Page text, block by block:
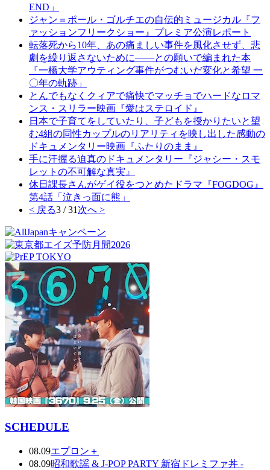
END」
ジャン＝ポール・ゴルチエの自伝的ミュージカル『フ
ァッションフリークショー』プレミア公演レポート
転落死から10年、あの痛ましい事件を風化させず、悲
劇を繰り返さないために――との願いで編まれた本
『一橋大学アウティング事件がつむいだ変化と希望 一
〇年の軌跡」
とんでもなくクィアで痛快でマッチョでハードなロマ
ンス・スリラー映画『愛はステロイド』
日本で子育てをしていたり、子どもを授かりたいと望
む4組の同性カップルのリアリティを映し出した感動の
ドキュメンタリー映画『ふたりのまま』
手に汗握る迫真のドキュメンタリー『ジャシー・スモ
レットの不可解な真実』
休日課長さんがゲイ役をつとめたドラマ『FOGDOG』
第4話「泣きっ面に熊」
< 戻る3 / 31 次へ >
SCHEDULE
08.09エプロン＋
08.09昭和歌謡 & J-POP PARTY 新宿ドレミファ丼 -